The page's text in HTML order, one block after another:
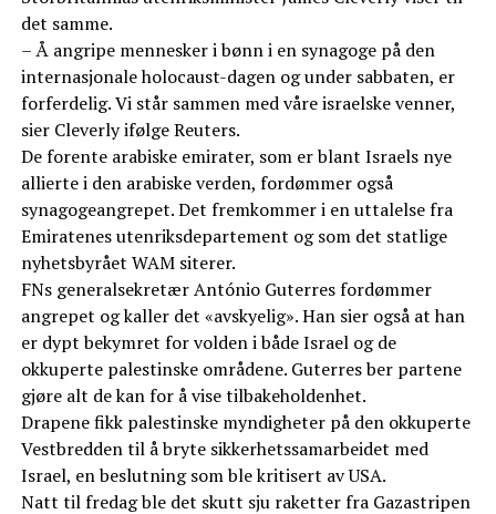
det samme.
– Å angripe mennesker i bønn i en synagoge på den
internasjonale holocaust-dagen og under sabbaten, er
forferdelig. Vi står sammen med våre israelske venner,
sier Cleverly ifølge Reuters.
De forente arabiske emirater, som er blant Israels nye
allierte i den arabiske verden, fordømmer også
synagogeangrepet. Det fremkommer i en uttalelse fra
Emiratenes utenriksdepartement og som det statlige
nyhetsbyrået WAM siterer.
FNs generalsekretær António Guterres fordømmer
angrepet og kaller det «avskyelig». Han sier også at han
er dypt bekymret for volden i både Israel og de
okkuperte palestinske områdene. Guterres ber partene
gjøre alt de kan for å vise tilbakeholdenhet.
Drapene fikk palestinske myndigheter på den okkuperte
Vestbredden til å bryte sikkerhetssamarbeidet med
Israel, en beslutning som ble kritisert av USA.
Natt til fredag ble det skutt sju raketter fra Gazastripen